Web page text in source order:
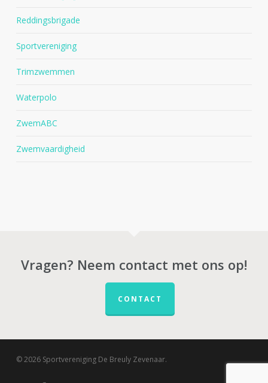
Reddingsbrigade
Sportvereniging
Trimzwemmen
Waterpolo
ZwemABC
Zwemvaardigheid
Vragen? Neem contact met ons op!
CONTACT
© 2026 Sportvereniging De Breuly Zevenaar.